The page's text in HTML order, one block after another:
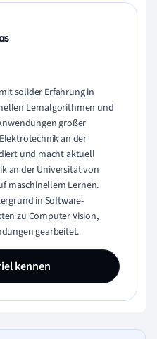
solider Erfahrung in
Lernalgorithmen und
großer
an der
und macht aktuell
an der Universität von
maschinellem Lernen.
in Software-
zu Computer Vision,
gearbeitet.
kennen